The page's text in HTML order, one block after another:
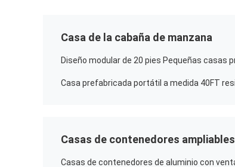
Casa de la cabaña de manzana
Casas de contenedores ampliables